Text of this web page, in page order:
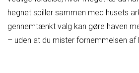
hegnet spiller sammen med husets
gennemtænkt valg kan gøre haven
– uden at du mister fornemmelsen af